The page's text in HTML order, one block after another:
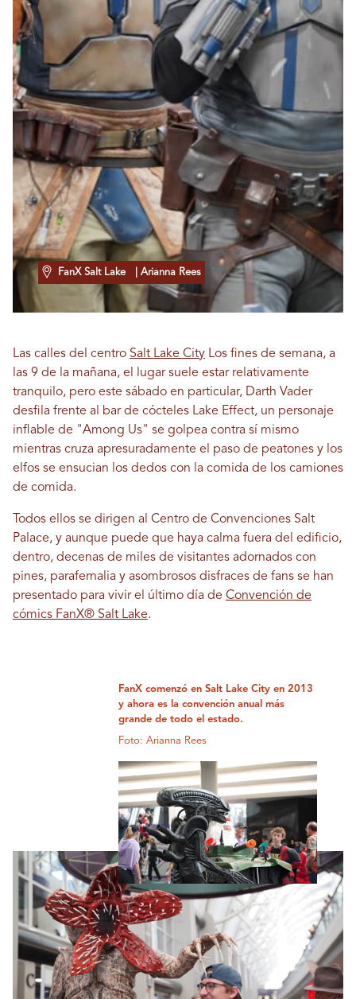
FanX Salt Lake | Arianna Rees
Las calles del centro Salt Lake City Los fines de semana, a
las 9 de la mañana, el lugar suele estar relativamente
tranquilo, pero este sábado en particular, Darth Vader
desfila frente al bar de cócteles Lake Effect, un personaje
inflable de "Among Us" se golpea contra sí mismo
mientras cruza apresuradamente el paso de peatones y los
elfos se ensucian los dedos con la comida de los camiones
de comida.
Todos ellos se dirigen al Centro de Convenciones Salt
Palace, y aunque puede que haya calma fuera del edificio,
dentro, decenas de miles de visitantes adornados con
pines, parafernalia y asombrosos disfraces de fans se han
presentado para vivir el último día de Convención de
cómics FanX® Salt Lake.
FanX comenzó en Salt Lake City en 2013
y ahora es la convención anual más
grande de todo el estado.
Foto: Arianna Rees